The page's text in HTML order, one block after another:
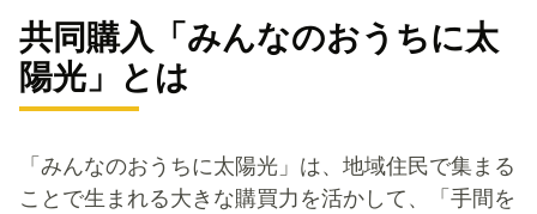
共同購入「みんなのおうちに太
陽光」とは
「みんなのおうちに太陽光」は、地域住民で集まる
ことで生まれる大きな購買力を活かして、「手間を